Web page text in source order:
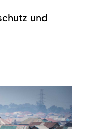
und